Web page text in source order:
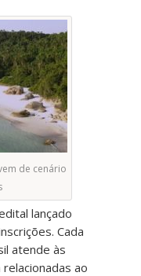
de cenário
lançado
Cada
atende às
ao